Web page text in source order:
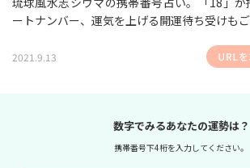
ートナンバー、運気を上げる開運待ち受けもご
2021.9.13
数字でみるあなたの運勢は？
携帯番号下4桁を入力してください。